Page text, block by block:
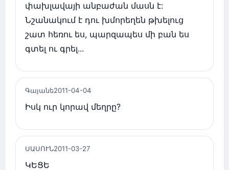
փախլավայի անբաժան մասն է:
Նշանակում է դու խմորեղեն թխելուց
շատ հեռու ես, պարզապես մի բան ես
գտել ու գրել...
Գայանե2011-04-04
Իսկ ուր կորավ մեղրը?
ՍԱՍՈՒՆ2011-03-27
ԿԵՑԵ